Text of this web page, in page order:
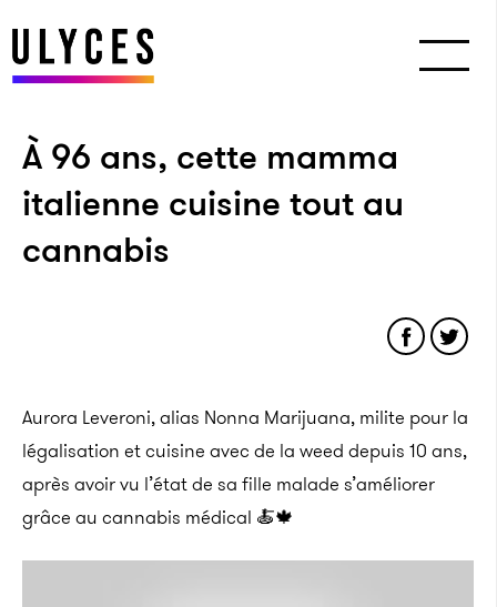
À 96 ans, cette mamma
italienne cuisine tout au
cannabis
Aurora Leveroni, alias Nonna Marijuana, milite pour la
légalisation et cuisine avec de la weed depuis 10 ans,
après avoir vu l’état de sa fille malade s’améliorer
grâce au cannabis médical 🍝🍁